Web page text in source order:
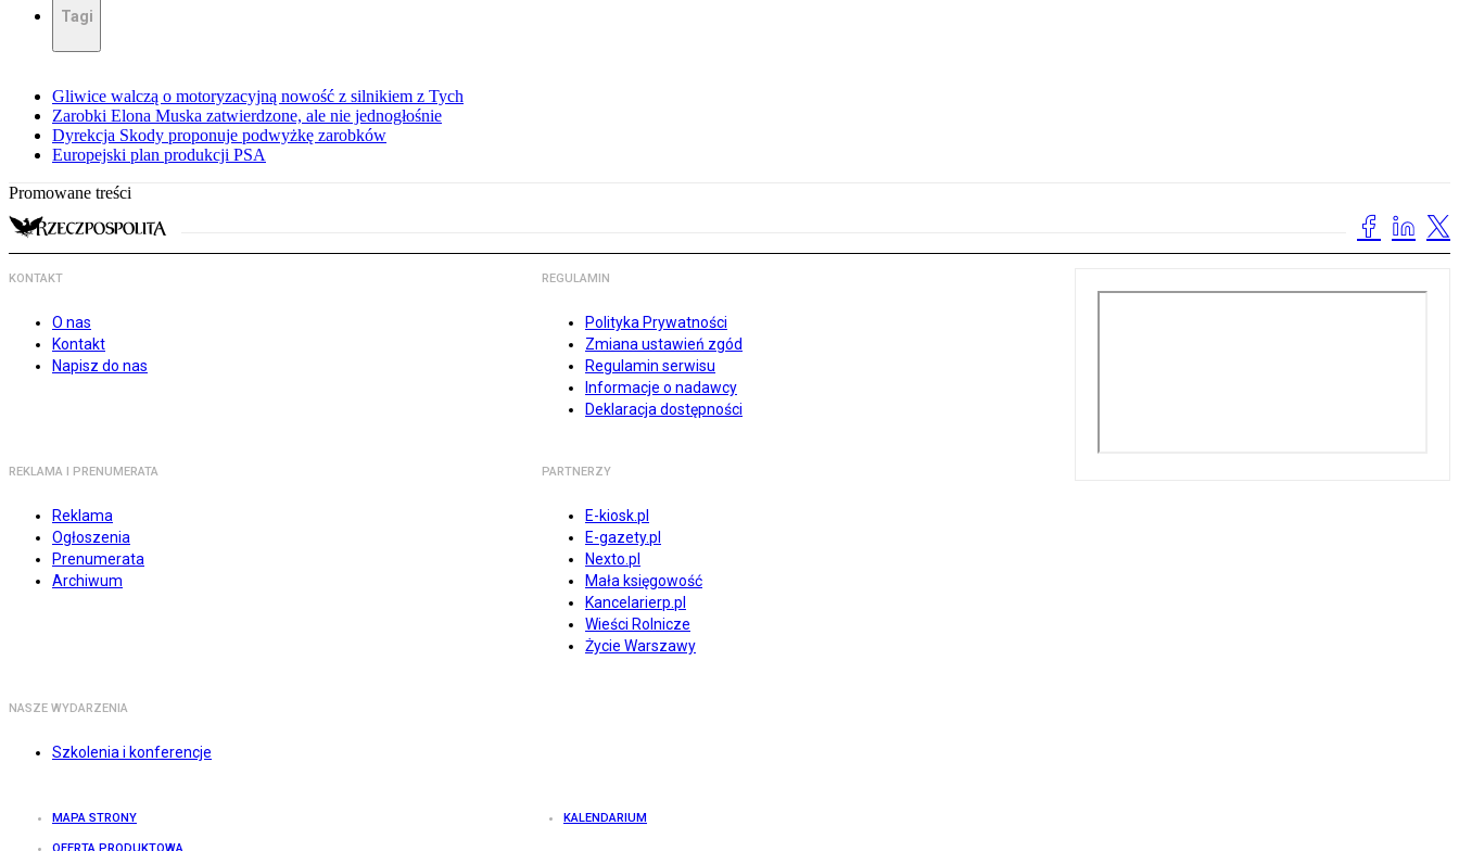
Tagi
Gliwice walczą o motoryzacyjną nowość z silnikiem z Tych
Zarobki Elona Muska zatwierdzone, ale nie jednogłośnie
Dyrekcja Skody proponuje podwyżkę zarobków
Europejski plan produkcji PSA
Promowane treści
KONTAKT
O nas
Kontakt
Napisz do nas
REGULAMIN
Polityka Prywatności
Zmiana ustawień zgód
Regulamin serwisu
Informacje o nadawcy
Deklaracja dostępności
REKLAMA I PRENUMERATA
Reklama
Ogłoszenia
Prenumerata
Archiwum
PARTNERZY
E-kiosk.pl
E-gazety.pl
Nexto.pl
Mała księgowość
Kancelarierp.pl
Wieści Rolnicze
Życie Warszawy
NASZE WYDARZENIA
Szkolenia i konferencje
MAPA STRONY KALENDARIUM